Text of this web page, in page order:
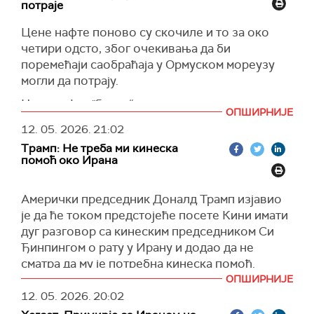
потраје
Цене нафте поново су скочиле и то за око
четири одсто, због очекивања да би
поремећаји саобраћаја у Ормуском мореузу
могли да потрају.
Цена нафте "брент“ кретала се на нивоу од
107 долара по барелу, а америчка сирова
нафта WТI (West Texas Intermediate) на око
102 долара по барелу, пренео је
Трејдинг
економикс.
Танјуг Trading Economics
ОПШИРНИЈЕ
12. 05. 2026.21:02
Трамп: Не треба ми кинеска
помоћ око Ирана
Амерички председник Доналд Трамп изјавио
је да ће током предстојеће посете Кини имати
дуг разговор са кинеским председником Си
Ђинпингом о рату у Ирану и додао да не
сматра да му је потребна кинеска помоћ.
"Не мислим да нам је потребна било каква
помоћ у вези са Ираном. Побеђујемо на овај
ОПШИРНИЈЕ
12. 05. 2026.20:02